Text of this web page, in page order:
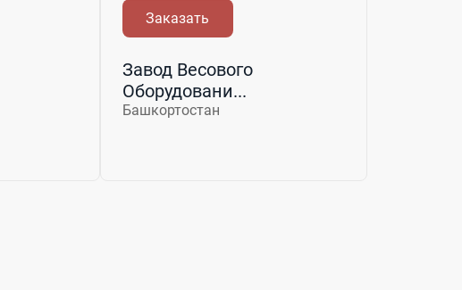
Заказать
Завод Весового
Оборудовани...
Башкортостан